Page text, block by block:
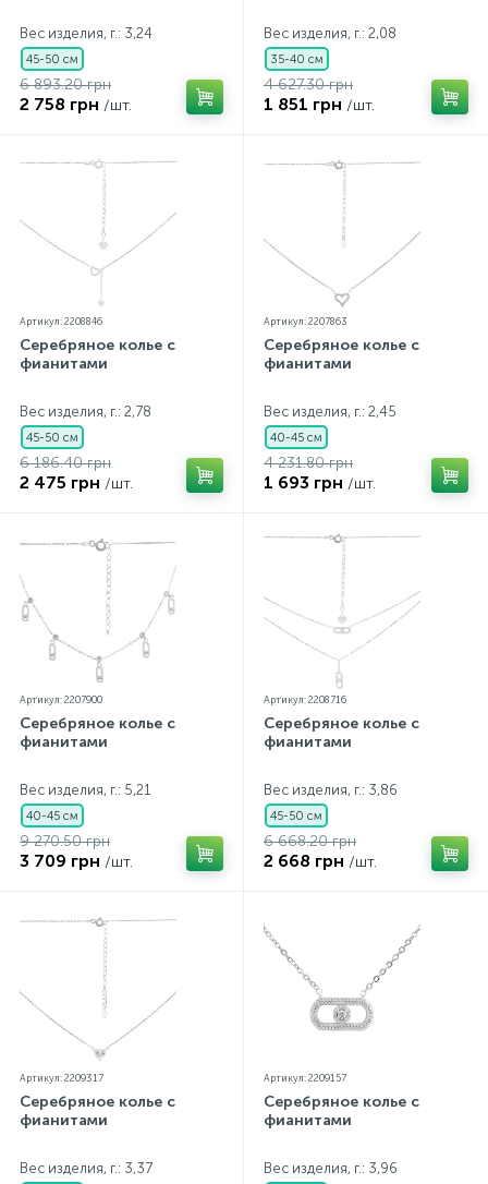
Вес изделия, г.: 3,24
45-50 см
6 893.20 грн
2 758 грн /шт.
Вес изделия, г.: 2,08
35-40 см
4 627.30 грн
1 851 грн /шт.
Артикул: 2208846
Серебряное колье с
фианитами
Вес изделия, г.: 2,78
45-50 см
6 186.40 грн
2 475 грн /шт.
Артикул: 2207863
Серебряное колье с
фианитами
Вес изделия, г.: 2,45
40-45 см
4 231.80 грн
1 693 грн /шт.
Артикул: 2207900
Серебряное колье с
фианитами
Вес изделия, г.: 5,21
40-45 см
9 270.50 грн
3 709 грн /шт.
Артикул: 2208716
Серебряное колье с
фианитами
Вес изделия, г.: 3,86
45-50 см
6 668.20 грн
2 668 грн /шт.
Артикул: 2209317
Серебряное колье с
фианитами
Вес изделия, г.: 3,37
Артикул: 2209157
Серебряное колье с
фианитами
Вес изделия, г.: 3,96